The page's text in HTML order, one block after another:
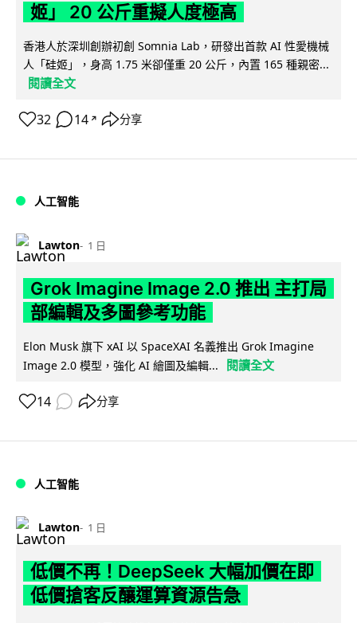
姬」 20 公斤重擬人度極高
香港人於深圳創辦初創 Somnia Lab，研發出首款 AI 性愛機械
人「硅姬」，身高 1.75 米卻僅重 20 公斤，內置 165 種親密...
閱讀全文
32 14 ↗ 分享
人工智能
Lawton 1 日
Grok Imagine Image 2.0 推出 主打局
部編輯及多圖參考功能
Elon Musk 旗下 xAI 以 SpaceXAI 名義推出 Grok Imagine
Image 2.0 模型，強化 AI 繪圖及編輯...
閱讀全文
14 分享
人工智能
Lawton 1 日
低價不再！DeepSeek 大幅加價在即
低價搶客反釀運算資源告急